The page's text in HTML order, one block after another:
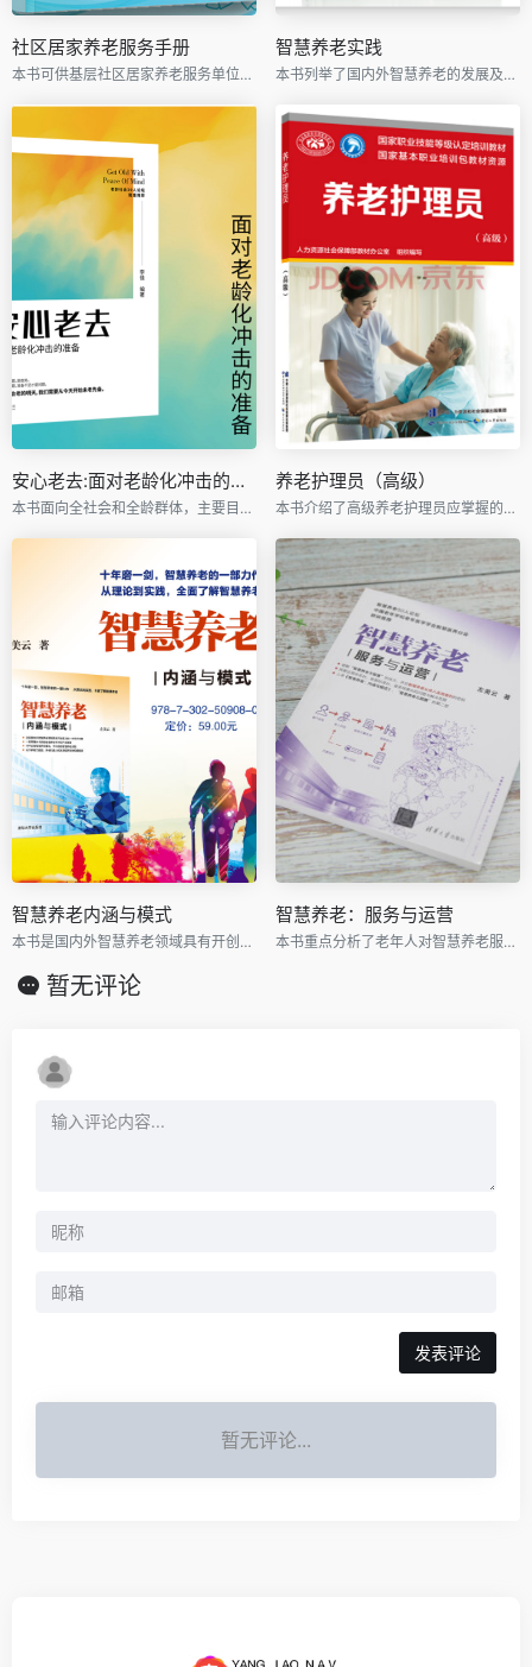
社区居家养老服务手册
本书可供基层社区居家养老服务单位、养老服务机构人员作为培训用书，也可作为高职高专类院校老年服务及相关专业师生的教学用书。
智慧养老实践
本书列举了国内外智慧养老的发展及应用，能系统全局地了解如何进行智慧养老的架构设计以及实现途径；也可以系统地了解智慧养老建设的**实践成果。
安心老去:面对老龄化冲击的准备
本书面向全社会和全龄群体，主要目的是推动大家用更加积极的态度、更加积极的政策和更加积极的行为应对人口老龄化的挑战。
养老护理员（高级）
本书介绍了高级养老护理员应掌握的理论知识和操作技能
智慧养老内涵与模式
本书是国内外智慧养老领域具有开创意义的一本学术专著，是作者及其团队十年集体心血的结晶。
智慧养老：服务与运营
本书重点分析了老年人对智慧养老服务的需求，阐述了智慧养老服务生态系统的构建，讲解了智慧养老数据标准和养老服务数据共享的设计思路。
暂无评论
发表评论
暂无评论...